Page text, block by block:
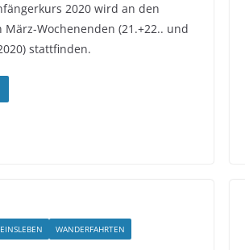
2020 wird an den
Wochenenden (21.+22.. und
stattfinden.
WANDERFAHRTEN